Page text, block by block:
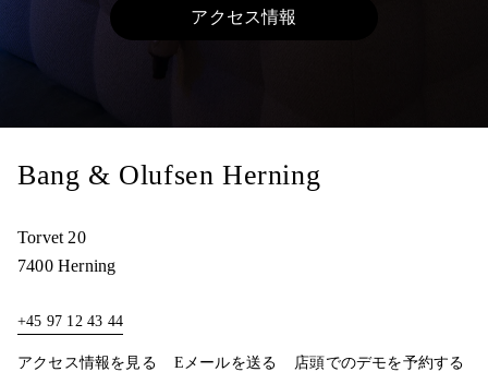
アクセス情報Link Opens in New Tab
Bang & Olufsen Herning
Torvet 20
7400 Herning
+45 97 12 43 44
アクセス情報を見る Link Opens in New Tab
Eメールを送る 店頭でのデモを予約する